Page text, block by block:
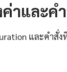
าและค
และคำสั่ง